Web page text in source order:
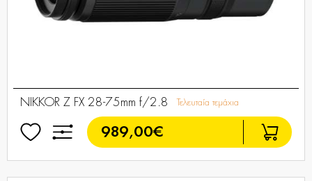
NIKKOR Z FX 28-75mm f/2.8 Τελευταία τεμάχια
989,00€